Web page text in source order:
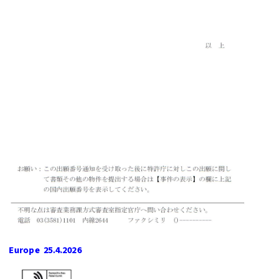
Europe 25.4.2026